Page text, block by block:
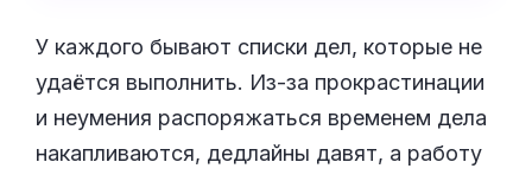
У каждого бывают списки дел, которые не
удаётся выполнить. Из-за прокрастинации
и неумения распоряжаться временем дела
накапливаются, дедлайны давят, а работу